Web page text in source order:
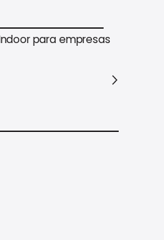
supermercados
para empresas